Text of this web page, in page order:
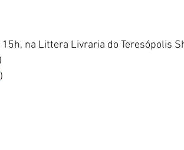
na Littera Livraria do Teresópolis
)